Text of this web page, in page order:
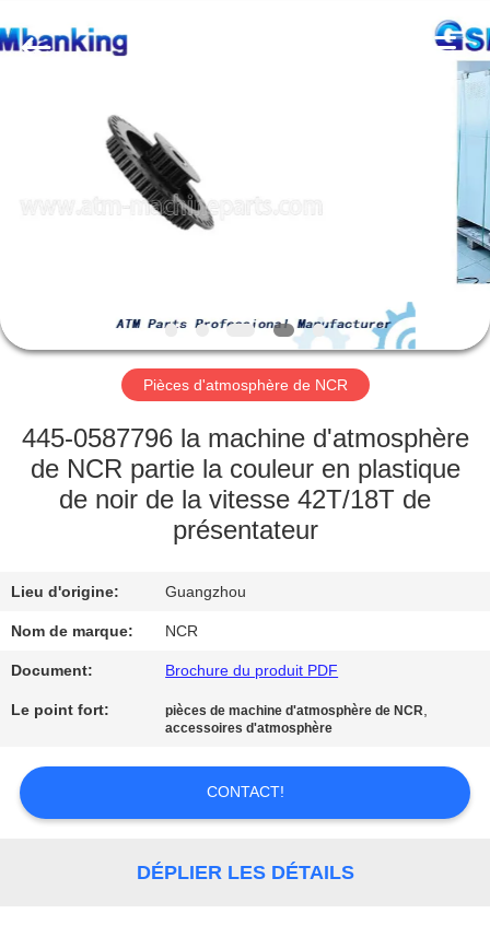
MAISON
PRODUITS
DE
NOUS
VISITE
D'USINE
CONTRÔLE
QUALITÉ
CONTACTEZ-
NOUS
NOUVELLES
International
Trade
Pièces d'atmosphère de NCR
445-0587796 la machine d'atmosphère
de NCR partie la couleur en plastique
de noir de la vitesse 42T/18T de
présentateur
Lieu d'origine: Guangzhou
Nom de marque: NCR
Document: Brochure du produit PDF
Le point fort: pièces de machine d'atmosphère de NCR,
accessoires d'atmosphère
CONTACT!
DÉPLIER LES DÉTAILS